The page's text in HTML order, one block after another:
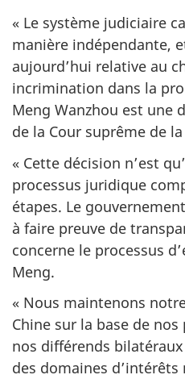
« Le système judiciaire
manière indépendante,
aujourd’hui relative au
incrimination dans la
Meng Wanzhou est une
de la Cour suprême de
« Cette décision n’est
processus juridique
étapes. Le
à faire preuve de
concerne le processus
Meng.
« Nous maintenons
Chine sur la base de
nos différends
des domaines d’intérêts